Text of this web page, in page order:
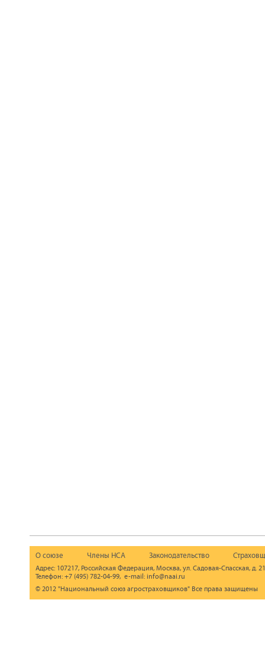
О союзе Члены НСА Законодательство
Адрес: 107217, Российская Федерация, Москва, ул. Садовая-Спасская, д.
Телефон: +7 (495) 782-04-99, e-mail: info@naai.ru
© 2012 "Национальный союз агростраховщиков" Все права защищены